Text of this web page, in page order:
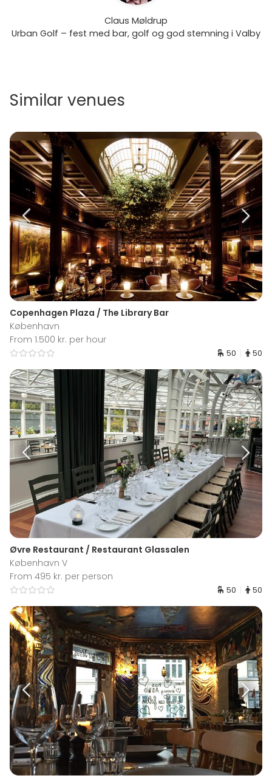
Claus Møldrup
Urban Golf – fest med bar, golf og god stemning i Valby
Similar venues
Copenhagen Plaza / The Library Bar
København
From 1.500 kr. per hour
50 50
Øvre Restaurant / Restaurant Glassalen
København V
From 495 kr. per person
50 50